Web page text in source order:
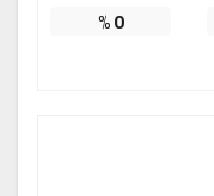
0
%